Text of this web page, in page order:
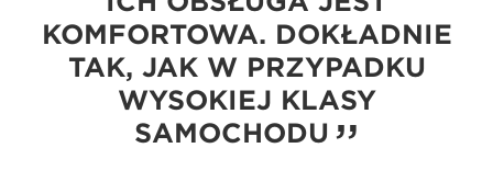
KOMFORTOWA. DOKŁADNIE
TAK, JAK W PRZYPADKU
WYSOKIEJ KLASY
SAMOCHODU